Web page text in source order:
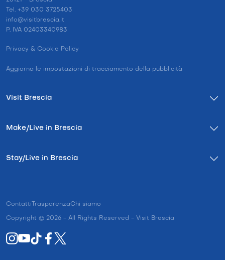
Tel. +39 030 3725403
info@visitbrescia.it
P. IVA 02403340983
Privacy & Cookie Policy
Aggiorna le impostazioni di tracciamento della pubblicità
Visit Brescia
Make/Live in Brescia
Stay/Live in Brescia
Contatti TrasparenzaChi siamo
Copyright © 2026 - All Rights Reserved - Visit Brescia